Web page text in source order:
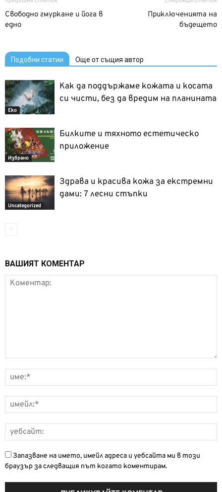
Свободно гмуркане и йога в
едно
Приключенията на
бъдещето
Подобни статии Още от същия автор
Еко
Как да поддържаме кожата и косата
си чисти, без да вредим на планината
Избрано
Билките и тяхното естетическо
приложение
Uncategorized
Здрава и красива кожа за екстремни
дами: 7 лесни стъпки
ВАШИЯТ КОМЕНТАР
Запазване на името, имейл адреса и уебсайта ми в този
браузър за следващия път когато коментирам.